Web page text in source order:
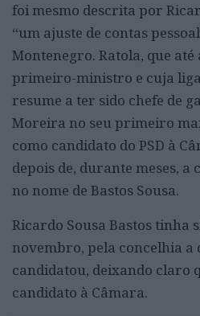
foi mesmo descrita por
“um ajuste de contas
Montenegro. Ratola, que
primeiro-ministro e cuja
resume a ter sido chefe de
Moreira no seu primeiro
como candidato do PSD à
depois de, durante meses,
no nome de Bastos Sousa.
Ricardo Sousa Bastos tinha
novembro, pela concelhia a
candidatou, deixando claro
candidato à Câmara.